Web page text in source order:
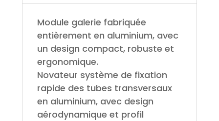
Module galerie fabriquée
entièrement en aluminium, avec
un design compact, robuste et
ergonomique.
Novateur système de fixation
rapide des tubes transversaux
en aluminium, avec design
aérodynamique et profil